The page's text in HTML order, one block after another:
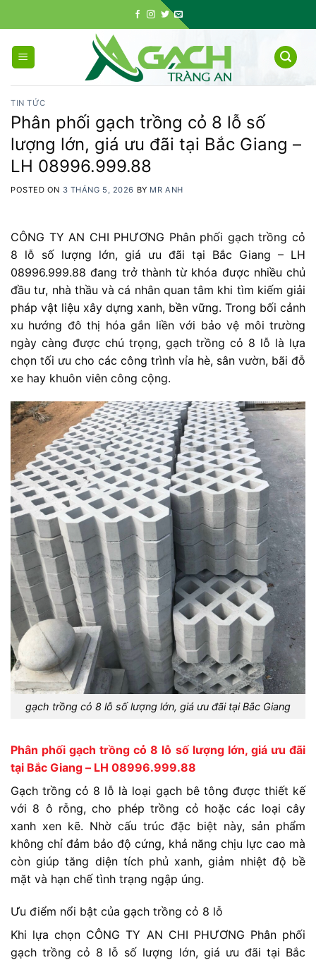
to
content
TIN TỨC
Phân phối gạch trồng cỏ 8 lỗ số
lượng lớn, giá ưu đãi tại Bắc Giang –
LH 08996.999.88
POSTED ON 3 THÁNG 5, 2026 BY MR ANH
CÔNG TY AN CHI PHƯƠNG Phân phối gạch trồng cỏ
8 lỗ số lượng lớn, giá ưu đãi tại Bắc Giang – LH
08996.999.88 đang trở thành từ khóa được nhiều chủ
đầu tư, nhà thầu và cá nhân quan tâm khi tìm kiếm giải
pháp vật liệu xây dựng xanh, bền vững. Trong bối cảnh
xu hướng đô thị hóa gắn liền với bảo vệ môi trường
ngày càng được chú trọng, gạch trồng cỏ 8 lỗ là lựa
chọn tối ưu cho các công trình vỉa hè, sân vườn, bãi đỗ
xe hay khuôn viên công cộng.
gạch trồng cỏ 8 lỗ số lượng lớn, giá ưu đãi tại Bắc Giang
Phân phối gạch trồng cỏ 8 lỗ số lượng lớn, giá ưu đãi
tại Bắc Giang – LH 08996.999.88
Gạch trồng cỏ 8 lỗ là loại gạch bê tông được thiết kế
với 8 ô rỗng, cho phép trồng cỏ hoặc các loại cây
xanh xen kẽ. Nhờ cấu trúc đặc biệt này, sản phẩm
không chỉ đảm bảo độ cứng, khả năng chịu lực cao mà
còn giúp tăng diện tích phủ xanh, giảm nhiệt độ bề
mặt và hạn chế tình trạng ngập úng.
Ưu điểm nổi bật của gạch trồng cỏ 8 lỗ
Khi lựa chọn CÔNG TY AN CHI PHƯƠNG Phân phối
gạch trồng cỏ 8 lỗ số lượng lớn, giá ưu đãi tại Bắc